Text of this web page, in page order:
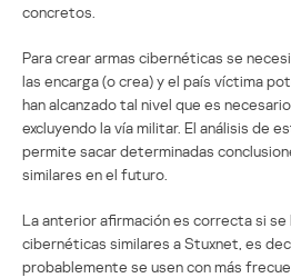
concretos.
Para crear armas cibernéticas se
las encarga (o crea) y el país víctima
han alcanzado tal nivel que es
excluyendo la vía militar. El análisis de
permite sacar determinadas
similares en el futuro.
La anterior afirmación es correcta si se
cibernéticas similares a Stuxnet, es
probablemente se usen con más